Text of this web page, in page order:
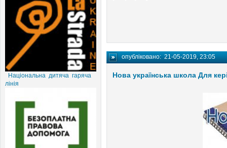
Національна дитяча гаряча
лінія
опубліковано:21-05-2019, 23:05
Нова українська школа Для